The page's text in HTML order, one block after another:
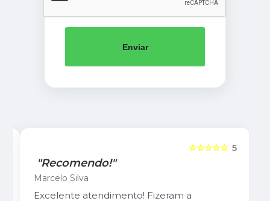
Enviar
5
☆☆☆☆☆
"Recomendo!"
Marcelo Silva
Excelente atendimento! Fizeram a